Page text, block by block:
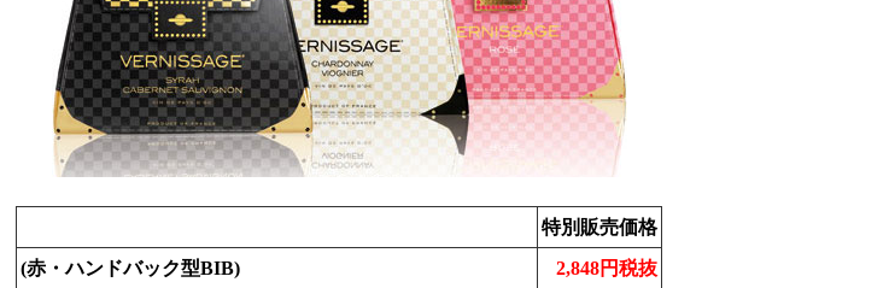
特別販売価格
(赤・ハンドバック型BIB)
2,848円税抜